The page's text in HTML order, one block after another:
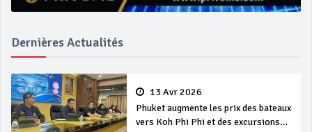
Dernières Actualités
13 Avr 2026
Phuket augmente les prix des bateaux
vers Koh Phi Phi et des excursions